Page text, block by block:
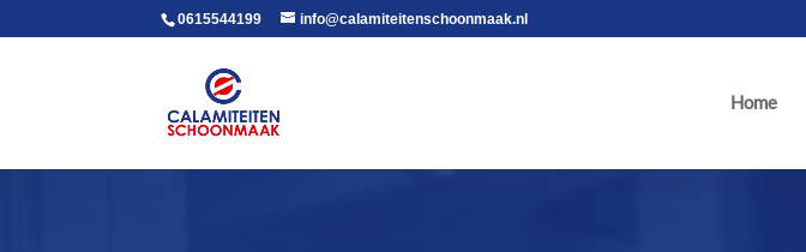
0615544199 info@calamiteitenschoonmaak.nl
Home